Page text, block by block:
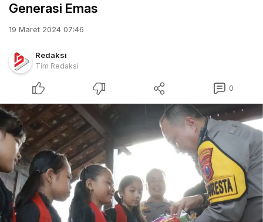
Generasi Emas
19 Maret 2024 07:46
Redaksi
Tim Redaksi
0